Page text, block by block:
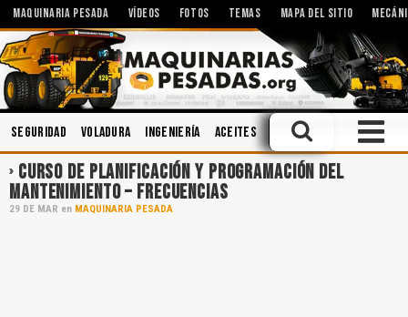
MAQUINARIA PESADA VÍDEOS FOTOS TEMAS MAPA DEL SITIO
Seguridad Voladura Ingeniería Aceites Sistemas Hidráulicos
CURSO DE PLANIFICACIÓN Y PROGRAMACIÓN DEL
MANTENIMIENTO – FRECUENCIAS
29 DE MAR en MAQUINARIA PESADA